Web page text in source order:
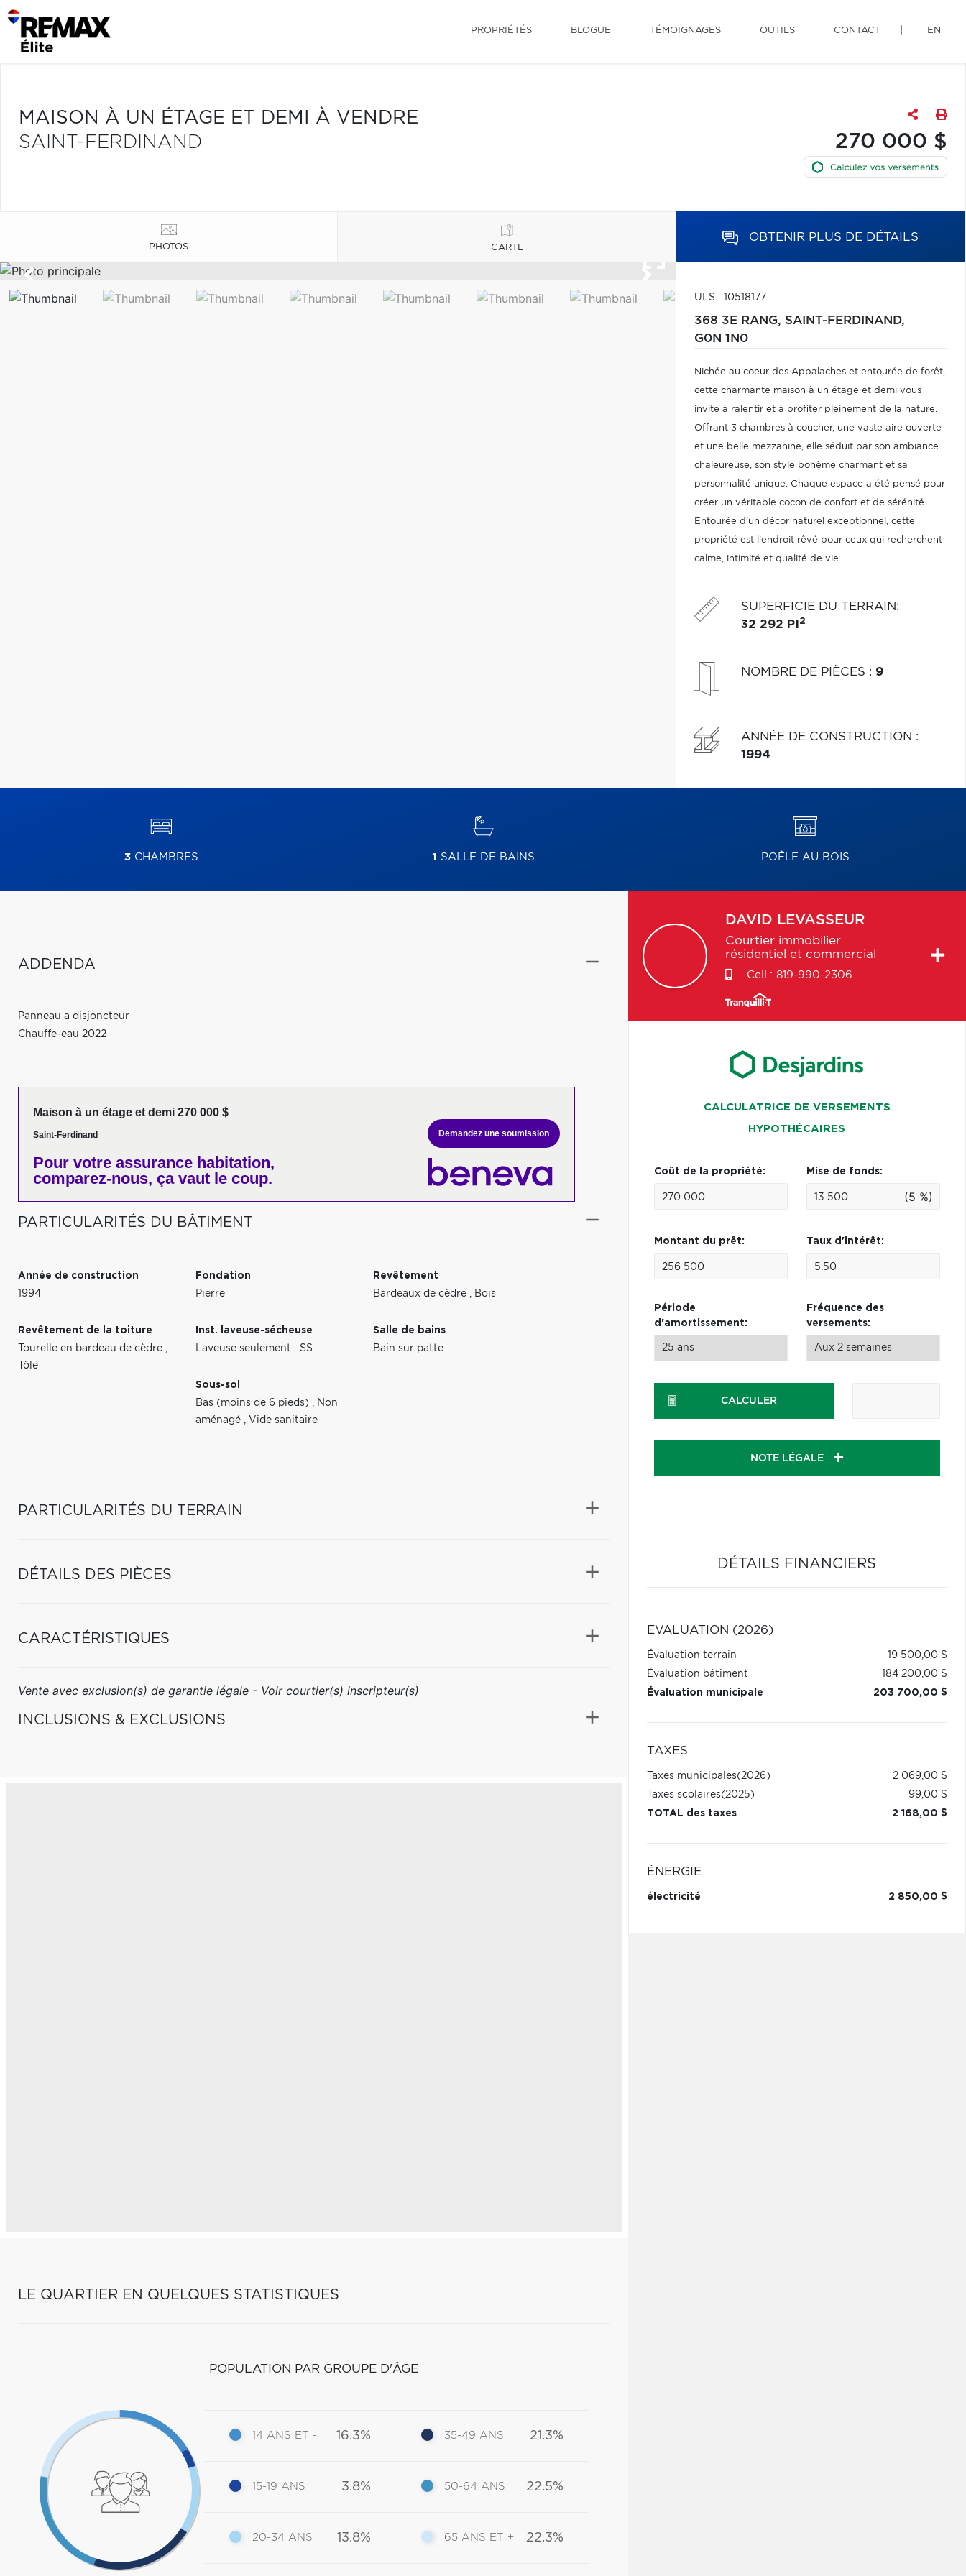
PROPRIÉTÉS BLOGUE TÉMOIGNAGES OUTILS CONTACT EN
MAISON À UN ÉTAGE ET DEMI À VENDRE
SAINT-FERDINAND
270 000 $
PHOTOS CARTE
OBTENIR PLUS DE DÉTAILS
ULS : 10518177
368 3E RANG, SAINT-FERDINAND,
G0N 1N0
Nichée au coeur des Appalaches et entourée de forêt,
cette charmante maison à un étage et demi vous
invite à ralentir et à profiter pleinement de la nature.
Offrant 3 chambres à coucher, une vaste aire ouverte
et une belle mezzanine, elle séduit par son ambiance
chaleureuse, son style bohème charmant et sa
personnalité unique. Chaque espace a été pensé pour
créer un véritable cocon de confort et de sérénité.
Entourée d'un décor naturel exceptionnel, cette
propriété est l'endroit rêvé pour ceux qui recherchent
calme, intimité et qualité de vie.
SUPERFICIE DU TERRAIN:
32 292 PI 2
NOMBRE DE PIÈCES : 9
ANNÉE DE CONSTRUCTION :
1994
3CHAMBRES 1 SALLE DE BAINS POÊLE AU BOIS
ADDENDA
Panneau a disjoncteur
Chauffe-eau 2022
Maison à un étage et demi 270 000 $
Saint-Ferdinand
Pour votre assurance habitation,
comparez-nous, ça vaut le coup.
Demandez une soumission
PARTICULARITÉS DU BÂTIMENT
Année de construction
1994
Fondation
Pierre
Revêtement
Bardeaux de cèdre , Bois
Revêtement de la toiture
Tourelle en bardeau de cèdre ,
Tôle
Inst. laveuse-sécheuse
Laveuse seulement : SS
Salle de bains
Bain sur patte
Sous-sol
Bas (moins de 6 pieds) , Non
aménagé , Vide sanitaire
PARTICULARITÉS DU TERRAIN
DÉTAILS DES PIÈCES
CARACTÉRISTIQUES
Vente avec exclusion(s) de garantie légale - Voir courtier(s) inscripteur(s)
INCLUSIONS & EXCLUSIONS
LE QUARTIER EN QUELQUES STATISTIQUES
POPULATION PAR GROUPE D'ÂGE
14 ANS ET - 16.3%
15-19 ANS 3.8%
20-34 ANS 13.8%
35-49 ANS 21.3%
50-64 ANS 22.5%
65 ANS ET + 22.3%
DAVID LEVASSEUR
Courtier immobilier
résidentiel et commercial
Cell.: 819-990-2306
CALCULATRICE DE VERSEMENTS
HYPOTHÉCAIRES
Coût de la propriété: Mise de fonds:
(5 %)
Montant du prêt: Taux d'intérêt:
Période
d'amortissement:
Fréquence des
versements:
CALCULER
NOTE LÉGALE
DÉTAILS FINANCIERS
ÉVALUATION (2026)
Évaluation terrain
19 500,00 $
Évaluation bâtiment
184 200,00 $
Évaluation municipale
203 700,00 $
TAXES
Taxes municipales(2026)
2 069,00 $
Taxes scolaires(2025)
99,00 $
TOTAL des taxes
2 168,00 $
ÉNERGIE
électricité 2 850,00 $